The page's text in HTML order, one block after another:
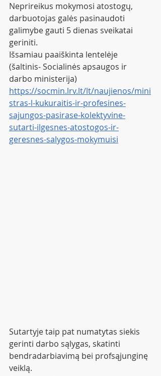
Neprireikus mokymosi atostogų,
darbuotojas galės pasinaudoti
galimybe gauti 5 dienas sveikatai
geriniti.
Išsamiau paaiškinta lentelėje
(šaltinis- Socialinės apsaugos ir
darbo ministerija)
https://socmin.lrv.lt/lt/naujienos/mini
stras-l-kukuraitis-ir-profesines-
sajungos-pasirase-kolektyvine-
sutarti-ilgesnes-atostogos-ir-
geresnes-salygos-mokymuisi
Sutartyje taip pat numatytas siekis
gerinti darbo sąlygas, skatinti
bendradarbiavimą bei profsąjunginę
veiklą.